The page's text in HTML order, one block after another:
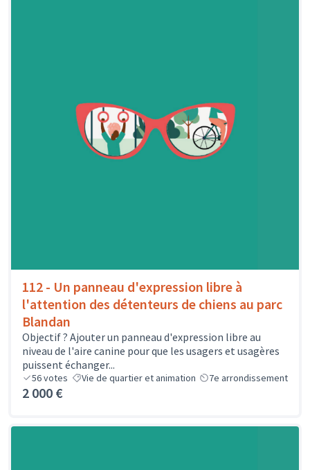
112 - Un panneau d'expression libre à
l'attention des détenteurs de chiens au parc
Blandan
Objectif ? Ajouter un panneau d'expression libre au
niveau de l'aire canine pour que les usagers et usagères
puissent échanger...
56votes Vie de quartier et animation 7e arrondissement
2 000 €